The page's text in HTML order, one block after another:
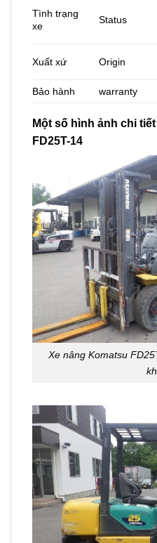
Tình trạng
xe
Status
Xuất xứ Origin
Bảo hành warranty
Một số hình ảnh chi
FD25T-14
Xe nâng Komatsu